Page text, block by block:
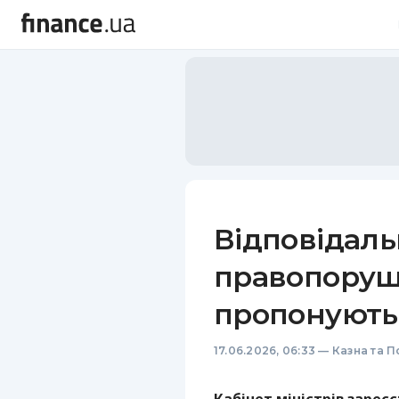
пропонують
17.06.2026, 06:33 — Казна та